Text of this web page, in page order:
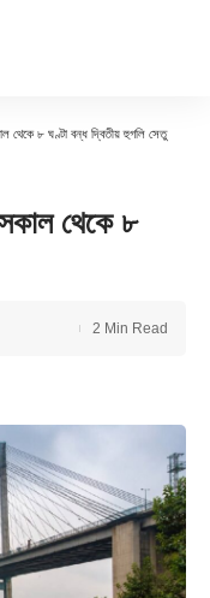
৮ ঘণ্টা বন্ধ দ্বিতীয় হুগলি সেতু
থেকে ৮
2 Min Read